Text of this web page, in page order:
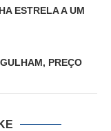
ESTRELA A UM
PREÇO